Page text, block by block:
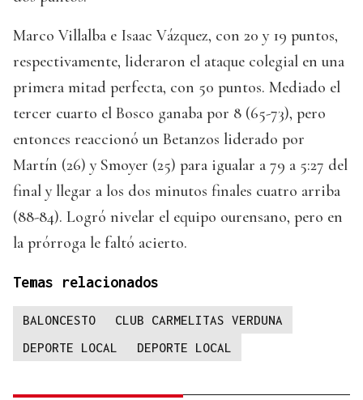
Marco Villalba e Isaac Vázquez, con 20 y 19 puntos,
respectivamente, lideraron el ataque colegial en una
primera mitad perfecta, con 50 puntos. Mediado el
tercer cuarto el Bosco ganaba por 8 (65-73), pero
entonces reaccionó un Betanzos liderado por
Martín (26) y Smoyer (25) para igualar a 79 a 5:27 del
final y llegar a los dos minutos finales cuatro arriba
(88-84). Logró nivelar el equipo ourensano, pero en
la prórroga le faltó acierto.
Temas relacionados
BALONCESTO
CLUB CARMELITAS VERDUNA
DEPORTE LOCAL
DEPORTE LOCAL